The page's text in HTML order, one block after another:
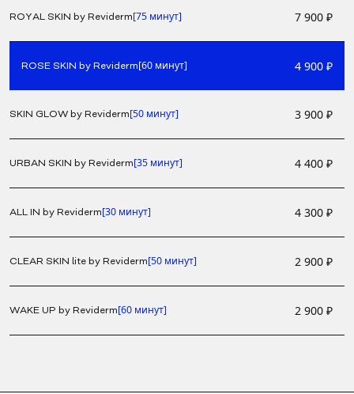
ROYAL SKIN by Reviderm[75 минут] 7 900 ₽
ROSE SKIN by Reviderm[60 минут] 4 900 ₽
SKIN GLOW by Reviderm[50 минут] 3 900 ₽
URBAN SKIN by Reviderm[35 минут] 4 400 ₽
ALL IN by Reviderm[30 минут] 4 300 ₽
CLEAR SKIN lite by Reviderm[50 минут] 2 900 ₽
WAKE UP by Reviderm[60 минут] 2 900 ₽